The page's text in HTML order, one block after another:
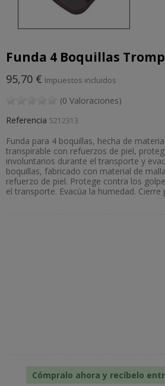
Funda 4 Boquillas
95,70 € Impuestos incluidos
(0 Valoraciones)
Referencia 5212313
Funda para 4 boquillas, hecha de
transpirable con refuerzos de piel,
involuntarios durante el transporte y
boquillas, fabricado con material de
refuerzo de piel. Protege contra los
el transporte. Evacúa la humedad. Cierre
Cómpralo ahora y recíbelo